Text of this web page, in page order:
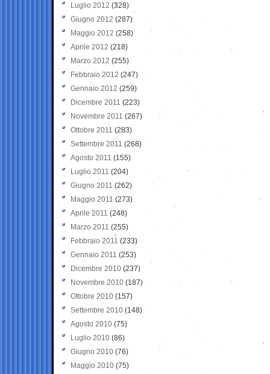
Luglio 2012 (328)
Giugno 2012 (287)
Maggio 2012 (258)
Aprile 2012 (218)
Marzo 2012 (255)
Febbraio 2012 (247)
Gennaio 2012 (259)
Dicembre 2011 (223)
Novembre 2011 (267)
Ottobre 2011 (283)
Settembre 2011 (268)
Agosto 2011 (155)
Luglio 2011 (204)
Giugno 2011 (262)
Maggio 2011 (273)
Aprile 2011 (248)
Marzo 2011 (255)
Febbraio 2011 (233)
Gennaio 2011 (253)
Dicembre 2010 (237)
Novembre 2010 (187)
Ottobre 2010 (157)
Settembre 2010 (148)
Agosto 2010 (75)
Luglio 2010 (86)
Giugno 2010 (76)
Maggio 2010 (75)